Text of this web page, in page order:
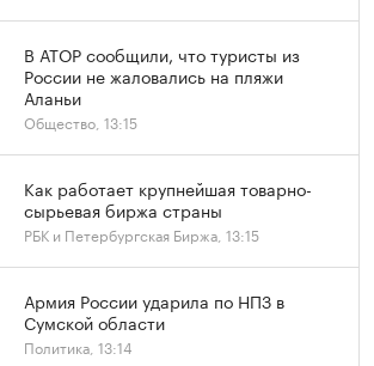
В АТОР сообщили, что туристы из
России не жаловались на пляжи
Аланьи
Общество, 13:15
Как работает крупнейшая товарно-
сырьевая биржа страны
РБК и Петербургская Биржа, 13:15
Армия России ударила по НПЗ в
Сумской области
Политика, 13:14